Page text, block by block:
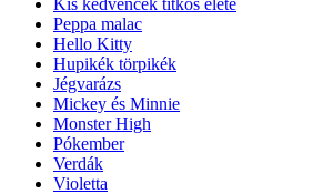
Kis kedvencek titkos élete
Peppa malac
Hello Kitty
Hupikék törpikék
Jégvarázs
Mickey és Minnie
Monster High
Pókember
Verdák
Violetta